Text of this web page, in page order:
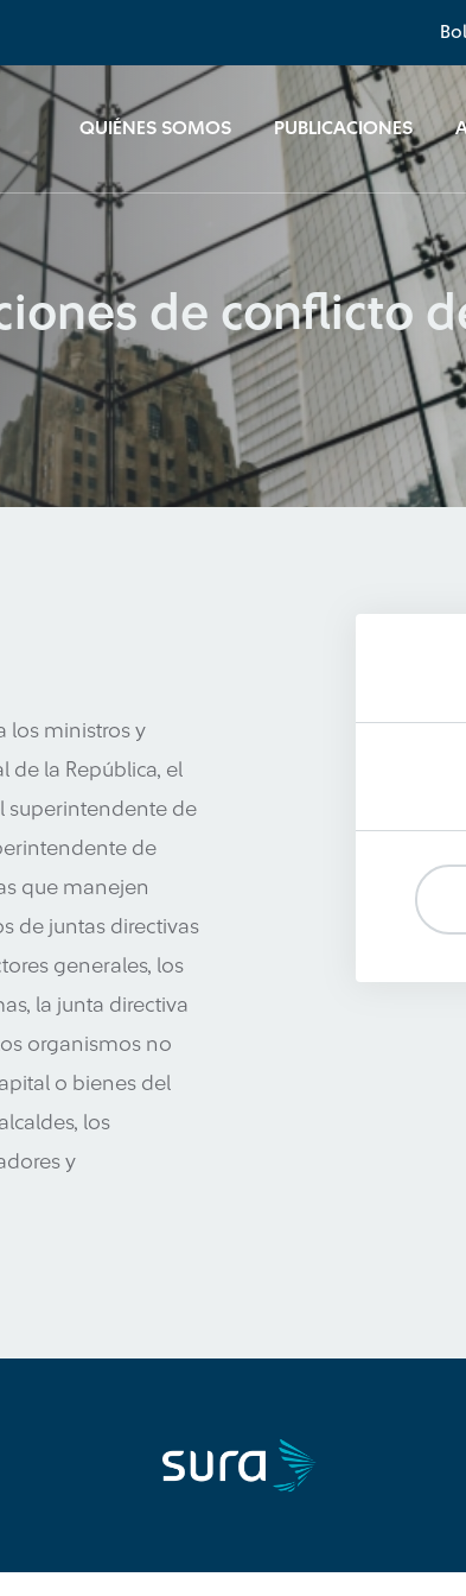
QUIÉNES SOMOS PUBLICACIONES
de conflicto
los ministros y
de la República, el
superintendente de
de
que manejen
de juntas directivas
generales, los
la junta directiva
organismos no
o bienes del
los
y